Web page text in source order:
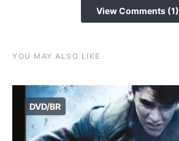
View Comments (1)
YOU MAY ALSO LIKE
DVD/BR